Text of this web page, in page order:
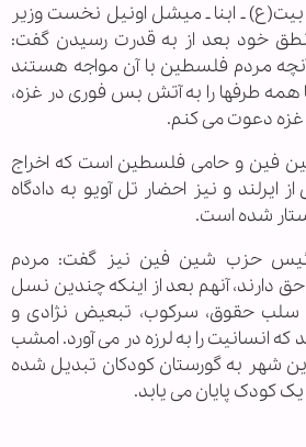
ـ ابنا ـ میشل اونیل نخست وزیر
نطق خود بعد از به قدرت رسیدن گفت:
مردم فلسطین با آن مواجه هستند
همه طرفها را به آتش بس فوری در غزه،
غزه دعوت می کنم.
فین و حامی فلسطین است که اخراج
ایرلند و نیز احضار تل آویو به دادگاه
شده است.
رئیس حزب شین فین نیز گفت: مردم
آنهم بعد از اینکه چندین نسل
سلب حقوق، سرکوب، تبعیض نژادی و
انسانیت را به لرزه در می آورد. امشب
شهر به گورستان کودکان تبدیل شده